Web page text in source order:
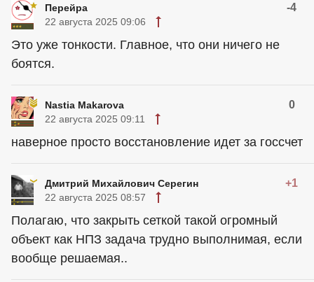
Перейра -4
22 августа 2025 09:06
Это уже тонкости. Главное, что они ничего не
боятся.
Nastia Makarova 0
22 августа 2025 09:11
наверное просто восстановление идет за госсчет
Дмитрий Михайлович Серегин +1
22 августа 2025 08:57
Полагаю, что закрыть сеткой такой огромный
объект как НПЗ задача трудно выполнимая, если
вообще решаемая..